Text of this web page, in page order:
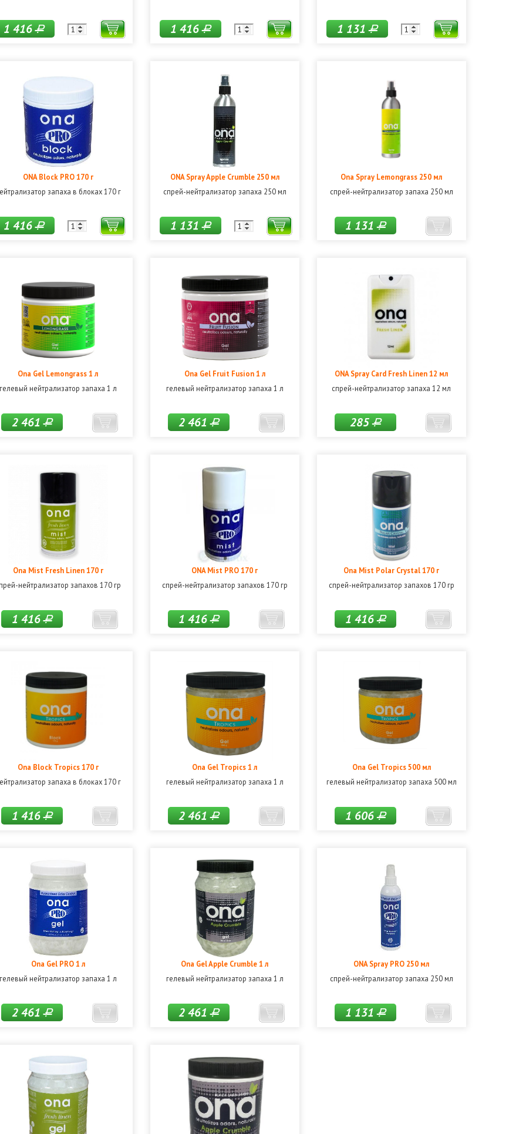
1 416Р 1 416Р 1 131Р
ONA Block PRO 170 г
запаха в блоках 170 г
1 416Р
ONA Spray Apple Crumble 250 мл
спрей-нейтрализатор запаха 250 мл
1 131Р
Ona Spray Lemongrass 250 мл
спрей-нейтрализатор запаха 250 мл
1 131Р
Ona Gel Lemongrass 1 л
нейтрализатор запаха 1 л
2 461Р
Ona Gel Fruit Fusion 1 л
гелевый нейтрализатор запаха 1 л
2 461Р
ONA Spray Card Fresh Linen 12 мл
спрей-нейтрализатор запаха 12 мл
285Р
Ona Mist Fresh Linen 170 г
нейтрализатор запахов 170 гр
1 416Р
ONA Mist PRO 170 г
спрей-нейтрализатор запахов 170 гр
1 416Р
Ona Mist Polar Crystal 170 г
спрей-нейтрализатор запахов 170 гр
1 416Р
Ona Block Tropics 170 г
запаха в блоках 170 г
1 416Р
Ona Gel Tropics 1 л
гелевый нейтрализатор запаха 1 л
2 461Р
Ona Gel Tropics 500 мл
гелевый нейтрализатор запаха 500 мл
1 606Р
Ona Gel PRO 1 л
нейтрализатор запаха 1 л
2 461Р
Ona Gel Apple Crumble 1 л
гелевый нейтрализатор запаха 1 л
2 461Р
ONA Spray PRO 250 мл
спрей-нейтрализатор запаха 250 мл
1 131Р